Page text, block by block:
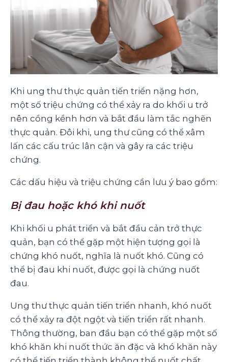
Khi ung thư thực quản tiến triển nặng hơn,
một số triệu chứng có thể xảy ra do khối u trở
nên cồng kềnh hơn và bắt đầu làm tắc nghẽn
thực quản. Đôi khi, ung thư cũng có thể xâm
lấn các cấu trúc lân cận và gây ra các triệu
chứng.
Các dấu hiệu và triệu chứng cần lưu ý bao gồm:
Bị đau hoặc khó khi nuốt
Khi khối u phát triển và bắt đầu cản trở thực
quản, bạn có thể gặp một hiện tượng gọi là
chứng khó nuốt, nghĩa là nuốt khó. Cũng có
thể bị đau khi nuốt, được gọi là chứng nuốt
đau.
Ung thư thực quản tiến triển nhanh, khó nuốt
có thể xảy ra đột ngột và tiến triển rất nhanh.
Thông thường, ban đầu bạn có thể gặp một số
khó khăn khi nuốt thức ăn đặc và khó khăn này